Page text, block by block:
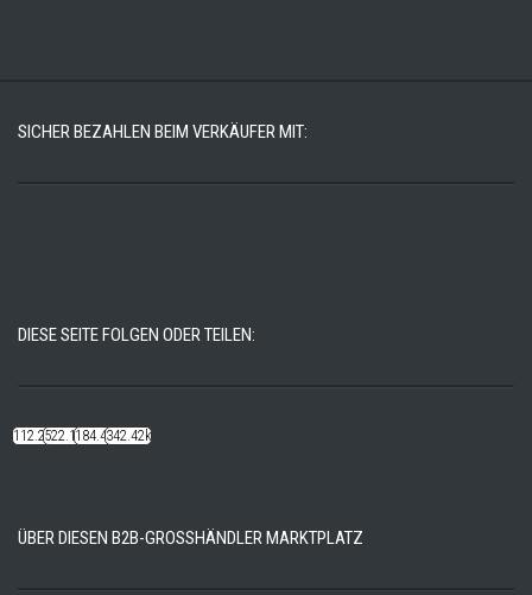
SICHER BEZAHLEN BEIM VERKÄUFER MIT:
DIESE SEITE FOLGEN ODER TEILEN:
112.22k522.14k184.48k342.42k
ÜBER DIESEN B2B-GROSSHÄNDLER MARKTPLATZ